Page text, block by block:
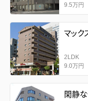
9.5万円
マック
2LDK
9.0万円
閑静